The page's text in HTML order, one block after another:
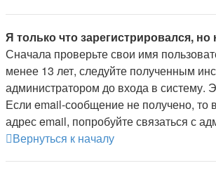
Я только что зарегистрировался, но
Сначала проверьте свои имя
менее 13 лет, следуйте полученным
администратором до входа в систему.
Если email-сообщение не получено,
адрес email, попробуйте связаться с
Вернуться к началу